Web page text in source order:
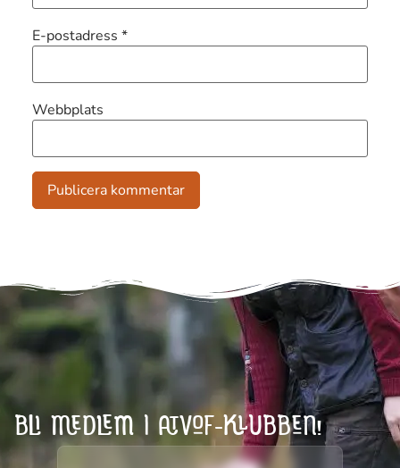
E-postadress *
Webbplats
BLI MEDLEM I ATVOF-KLUBBEN!